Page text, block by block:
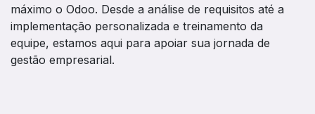
máximo o Odoo. Desde a análise de requisitos até a
implementação personalizada e treinamento da
equipe, estamos aqui para apoiar sua jornada de
gestão empresarial.